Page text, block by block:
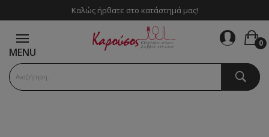
Καλώς ήρθατε στο κατάστημά μας!
MENU
0